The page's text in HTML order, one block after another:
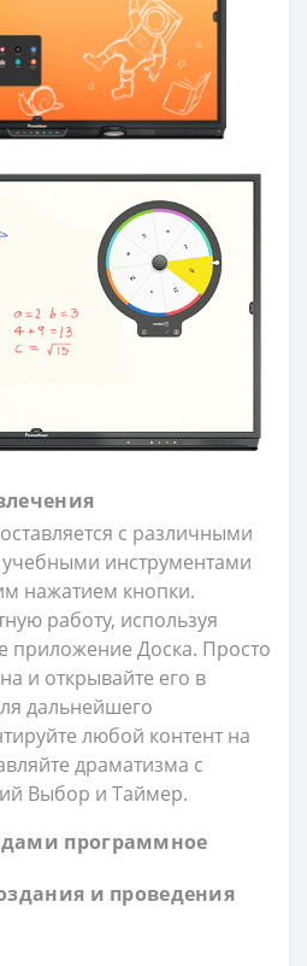
с различными
инструментами
нажатием кнопки.
работу, используя
приложение Доска. Просто
и открывайте его в
дальнейшего
любой контент на
драматизма с
Выбор и Таймер.
программное
и проведения